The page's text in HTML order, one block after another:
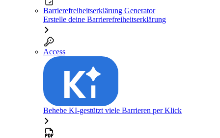
Barrierefreiheitserklärung Generator
Erstelle deine Barrierefreiheitserklärung
Access
Behebe KI-gestützt viele Barrieren per Klick